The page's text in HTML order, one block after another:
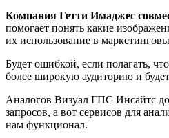
Компания Гетти Имаджес
помогает понять какие
их использование в
Будет ошибкой, если полагать,
более широкую аудиторию и
Аналогов Визуал ГПС Инсайтс
запросов, а вот сервисов для
нам функционал.